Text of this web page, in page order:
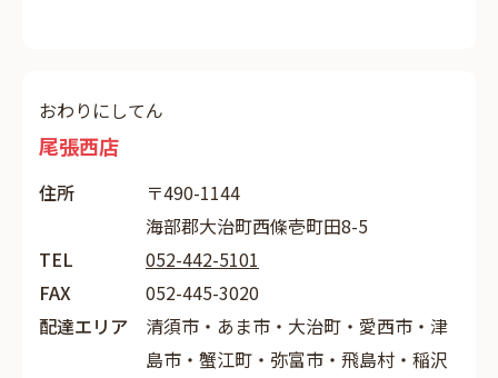
おわりにしてん
尾張西店
住所
〒490-1144
海部郡大治町西條壱町田8-5
TEL
052-442-5101
FAX
052-445-3020
配達エリア
清須市・あま市・大治町・愛西市・津
島市・蟹江町・弥富市・飛島村・稲沢